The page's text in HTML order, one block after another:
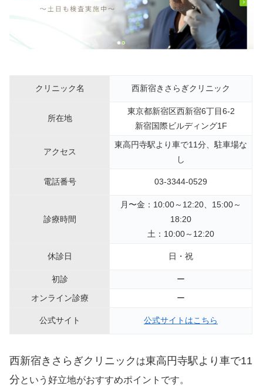
クリニック名 西新宿きさらぎクリニック
所在地
東京都新宿区西新宿6丁目6-2
新宿国際ビルディング1F
アクセス
東高円寺駅より車で11分、駐車場な
し
電話番号 03-3344-0529
診療時間
月〜金：10:00～12:20、15:00～
18:20
土：10:00～12:20
休診日 日・祝
初診
ー
オンライン診療
ー
公式サイト 公式サイトはこちら
西新宿きさらぎクリニック は東高円寺駅より車で11
分という好立地がおすすめポイントです。